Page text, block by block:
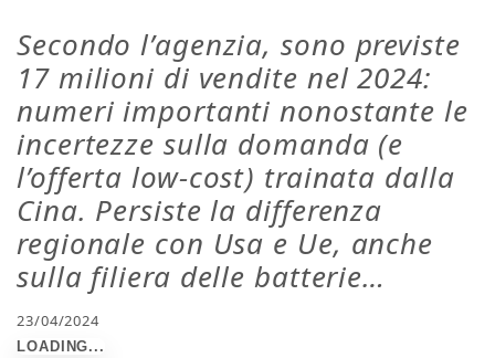
Secondo l’agenzia, sono previste
17 milioni di vendite nel 2024:
numeri importanti nonostante le
incertezze sulla domanda (e
l’offerta low-cost) trainata dalla
Cina. Persiste la differenza
regionale con Usa e Ue, anche
sulla filiera delle batterie…
23/04/2024